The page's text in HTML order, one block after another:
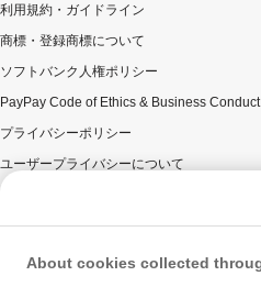
利用規約・ガイドライン
商標・登録商標について
ソフトバンク人権ポリシー
PayPay Code of Ethics & Business Conduct
プライバシーポリシー
ユーザープライバシーについて
ウェブサイト利用規約
反社会的勢力に対する方針
About cookies collected